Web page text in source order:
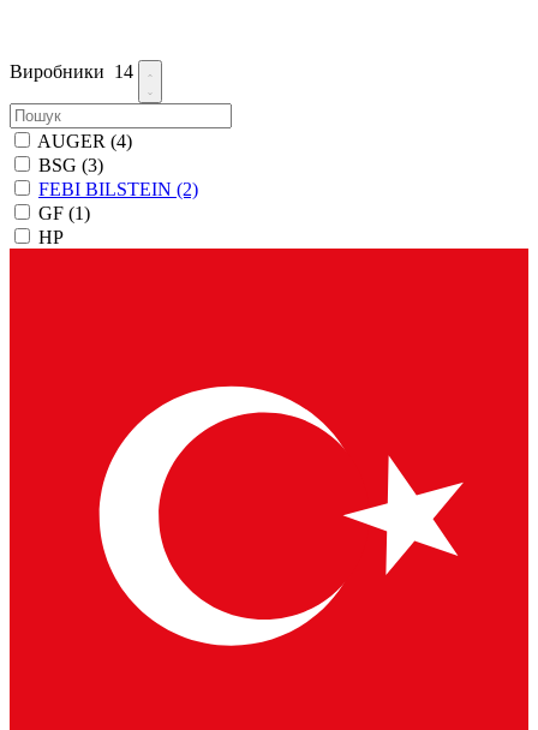
Виробники 14
AUGER (4)
BSG (3)
FEBI BILSTEIN (2)
GF (1)
HP